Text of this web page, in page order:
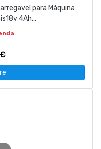
para Máquina
4Ah...